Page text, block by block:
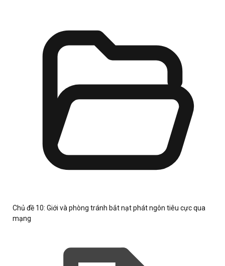
Chủ đề 10: Giới và phòng tránh bắt nạt phát ngôn tiêu cực qua
mạng